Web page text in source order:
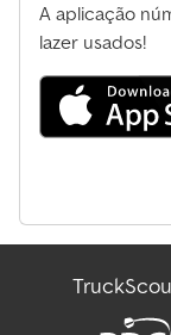
A aplicação
lazer usados!